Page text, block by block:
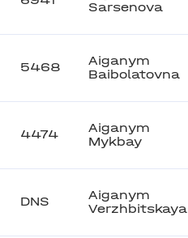
Sarsenova
5468
Aiganym
Baibolatovna
4474
Aiganym
Mykbay
DNS
Aiganym
Verzhbitskaya